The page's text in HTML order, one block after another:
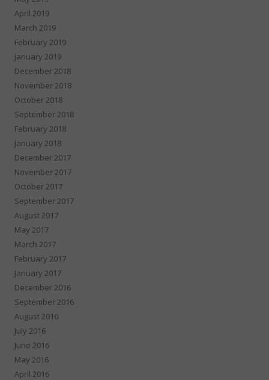
April 2019
March 2019
February 2019
January 2019
December 2018
November 2018
October 2018
September 2018
February 2018
January 2018
December 2017
November 2017
October 2017
September 2017
August 2017
May 2017
March 2017
February 2017
January 2017
December 2016
September 2016
August 2016
July 2016
June 2016
May 2016
April 2016